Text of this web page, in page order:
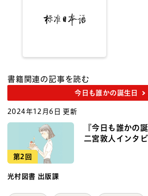
書籍関連の記事を読む
今日も誰かの誕生日
2024年12月6日 更新
第2回
『今日も誰かの
二宮敦人インタ
光村図書 出版課